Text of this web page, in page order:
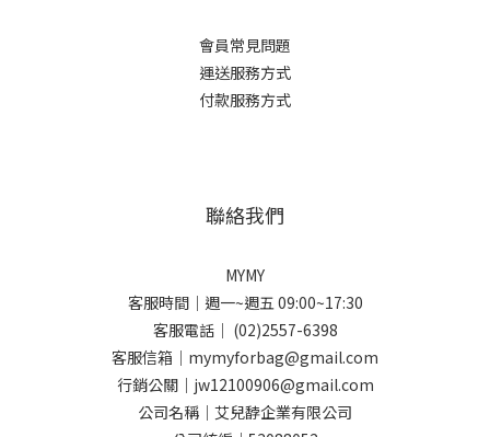
會員常見問題
運送服務方式
付款服務方式
聯絡我們
MYMY
客服時間｜週一~週五 09:00~17:30
客服電話｜ (02)2557-6398
客服信箱｜mymyforbag@gmail.com
行銷公關｜jw12100906@gmail.com
公司名稱｜艾兒馞企業有限公司